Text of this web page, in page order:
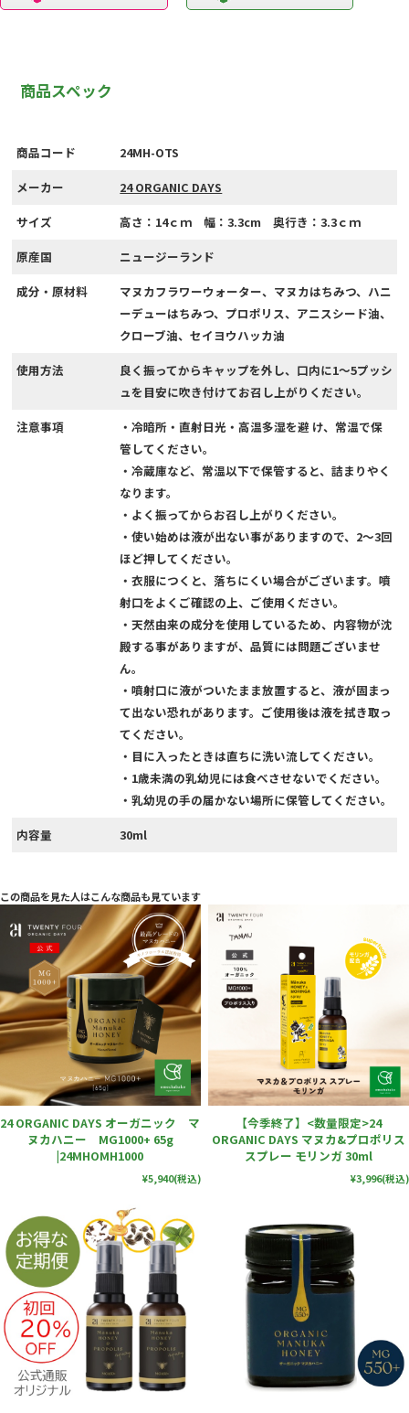
商品スペック
商品コード
24MH-OTS
メーカー
24 ORGANIC DAYS
サイズ
高さ：14ｃｍ 幅：3.3cm 奥行き：3.3ｃｍ
原産国
ニュージーランド
成分・原材料
マヌカフラワーウォーター、マヌカはちみつ、ハニ
ーデューはちみつ、プロポリス、アニスシード油、
クローブ油、セイヨウハッカ油
使用方法
良く振ってからキャップを外し、口内に1～5プッシ
ュを目安に吹き付けてお召し上がりください。
注意事項
・冷暗所・直射日光・高温多湿を避 け、常温で保
管してください。
・冷蔵庫など、常温以下で保管すると、詰まりやく
なります。
・よく振ってからお召し上がりください。
・使い始めは液が出ない事がありますので、2～3回
ほど押してください。
・衣服につくと、落ちにくい場合がございます。噴
射口をよくご確認の上、ご使用ください。
・天然由来の成分を使用しているため、内容物が沈
殿する事がありますが、品質には問題ございませ
ん。
・噴射口に液がついたまま放置すると、液が固まっ
て出ない恐れがあります。ご使用後は液を拭き取っ
てください。
・目に入ったときは直ちに洗い流してください。
・1歳未満の乳幼児には食べさせないでください。
・乳幼児の手の届かない場所に保管してください。
内容量
30ml
この商品を見た人はこんな商品も見ています
24 ORGANIC DAYS オーガニック マ
ヌカハニー MG1000+ 65g
|24MHOMH1000
¥5,940(税込)
【今季終了】<数量限定>24
ORGANIC DAYS マヌカ&プロポリス
スプレー モリンガ 30ml
¥3,996(税込)